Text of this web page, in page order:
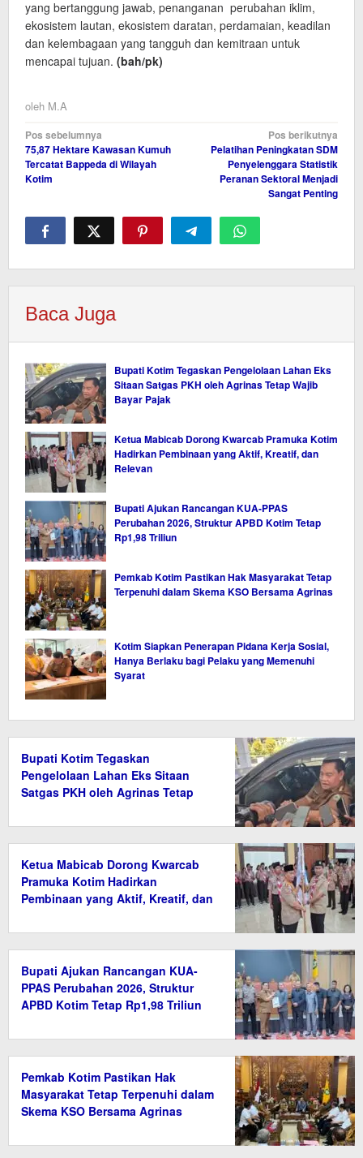
yang bertanggung jawab, penanganan perubahan iklim,
ekosistem lautan, ekosistem daratan, perdamaian, keadilan
dan kelembagaan yang tangguh dan kemitraan untuk
mencapai tujuan. (bah/pk)
oleh M.A
Navigasi
pos
Pos sebelumnya
75,87 Hektare Kawasan Kumuh
Tercatat Bappeda di Wilayah
Kotim
Pos berikutnya
Pelatihan Peningkatan SDM
Penyelenggara Statistik
Peranan Sektoral Menjadi
Sangat Penting
Baca Juga
Bupati Kotim Tegaskan Pengelolaan Lahan Eks
Sitaan Satgas PKH oleh Agrinas Tetap Wajib
Bayar Pajak
Ketua Mabicab Dorong Kwarcab Pramuka Kotim
Hadirkan Pembinaan yang Aktif, Kreatif, dan
Relevan
Bupati Ajukan Rancangan KUA-PPAS
Perubahan 2026, Struktur APBD Kotim Tetap
Rp1,98 Triliun
Pemkab Kotim Pastikan Hak Masyarakat Tetap
Terpenuhi dalam Skema KSO Bersama Agrinas
Kotim Siapkan Penerapan Pidana Kerja Sosial,
Hanya Berlaku bagi Pelaku yang Memenuhi
Syarat
Bupati Kotim Tegaskan
Pengelolaan Lahan Eks Sitaan
Satgas PKH oleh Agrinas Tetap
Ketua Mabicab Dorong Kwarcab
Pramuka Kotim Hadirkan
Pembinaan yang Aktif, Kreatif, dan
Bupati Ajukan Rancangan KUA-
PPAS Perubahan 2026, Struktur
APBD Kotim Tetap Rp1,98 Triliun
Pemkab Kotim Pastikan Hak
Masyarakat Tetap Terpenuhi dalam
Skema KSO Bersama Agrinas